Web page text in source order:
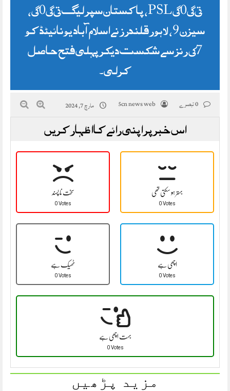
PSL 2024، پاکستان سپر لیگ 2024،
سیزن 9، لاہور قلندرز نے اسلام آباد یونائیٹڈ کو
17 رنز سے شکست دیکر پہلی فتح حاصل
کرلی۔
5cn news web مارچ 7, 2024
اس خبر پر اپنی رائے کا اظہار کریں
سخت نا پسند
0 Votes
بہتر ہو سکتی تھی
0 Votes
ٹھیک ہے
0 Votes
اچھی ہے
0 Votes
بہت اچھی ہے
0 Votes
مزید پڑھیں